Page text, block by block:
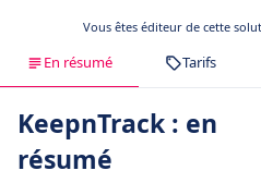
Vous êtes éditeur de cette
En résumé Tarifs
KeepnTrack : en
résumé